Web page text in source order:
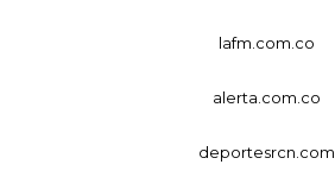
lafm.com.co
alerta.com.co
deportesrcn.com